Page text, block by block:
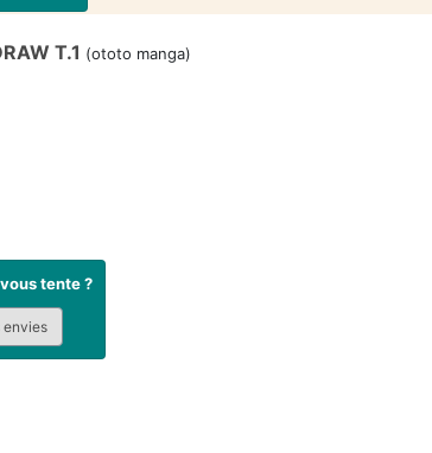
T.1 (ototo manga)
vous tente ?